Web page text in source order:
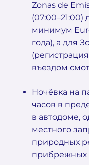
Zonas de
(07:00–21:00)
минимум
года), а для
въездом
Ночёвка на
часов в
в автодоме,
местного
природных
прибрежных